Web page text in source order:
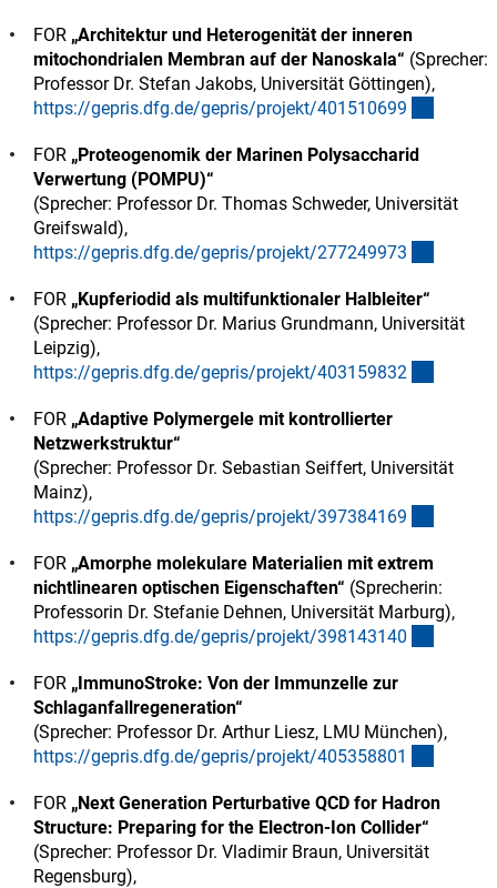
FOR „Architektur und Heterogenität der inneren
mitochondrialen Membran auf der Nanoskala“ (Sprecher:
Professor Dr. Stefan Jakobs, Universität Göttingen),
https://gepris.dfg.de/gepris/projekt/401510699
FOR „Proteogenomik der Marinen Polysaccharid
Verwertung (POMPU)“
(Sprecher: Professor Dr. Thomas Schweder, Universität
Greifswald),
https://gepris.dfg.de/gepris/projekt/277249973
FOR „Kupferiodid als multifunktionaler Halbleiter“
(Sprecher: Professor Dr. Marius Grundmann, Universität
Leipzig),
https://gepris.dfg.de/gepris/projekt/403159832
FOR „Adaptive Polymergele mit kontrollierter
Netzwerkstruktur“
(Sprecher: Professor Dr. Sebastian Seiffert, Universität
Mainz),
https://gepris.dfg.de/gepris/projekt/397384169
FOR „Amorphe molekulare Materialien mit extrem
nichtlinearen optischen Eigenschaften“ (Sprecherin:
Professorin Dr. Stefanie Dehnen, Universität Marburg),
https://gepris.dfg.de/gepris/projekt/398143140
FOR „ImmunoStroke: Von der Immunzelle zur
Schlaganfallregeneration“
(Sprecher: Professor Dr. Arthur Liesz, LMU München),
https://gepris.dfg.de/gepris/projekt/405358801
FOR „Next Generation Perturbative QCD for Hadron
Structure: Preparing for the Electron-Ion Collider“
(Sprecher: Professor Dr. Vladimir Braun, Universität
Regensburg),